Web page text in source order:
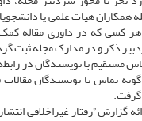
همکاران هیات علمی یا
هر کسی که در داوری مقاله
ذکر و در مدارک مجله ثبت
مستقیم با نویسندگان در
تماس با نویسندگان
گرفت.
گزارش ”رفتار غیراخلاقی